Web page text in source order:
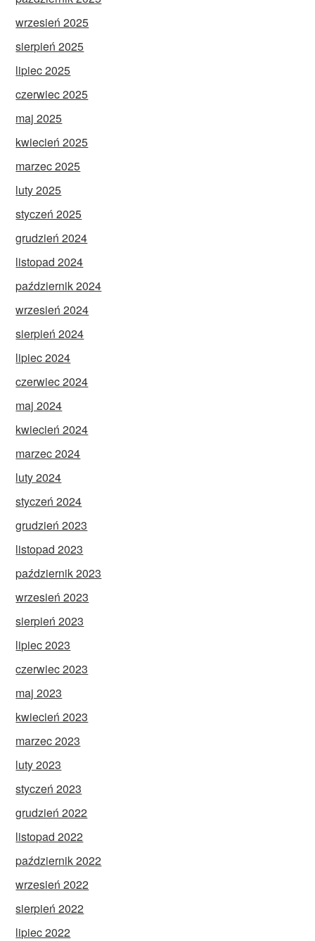
wrzesień 2025
sierpień 2025
lipiec 2025
czerwiec 2025
maj 2025
kwiecień 2025
marzec 2025
luty 2025
styczeń 2025
grudzień 2024
listopad 2024
październik 2024
wrzesień 2024
sierpień 2024
lipiec 2024
czerwiec 2024
maj 2024
kwiecień 2024
marzec 2024
luty 2024
styczeń 2024
grudzień 2023
listopad 2023
październik 2023
wrzesień 2023
sierpień 2023
lipiec 2023
czerwiec 2023
maj 2023
kwiecień 2023
marzec 2023
luty 2023
styczeń 2023
grudzień 2022
listopad 2022
październik 2022
wrzesień 2022
sierpień 2022
lipiec 2022